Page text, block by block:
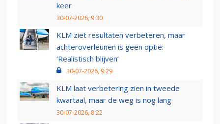
keer
30-07-2026, 9:30
KLM ziet resultaten verbeteren, maar
achteroverleunen is geen optie:
‘Realistisch blijven’
30-07-2026, 9:29
KLM laat verbetering zien in tweede
kwartaal, maar de weg is nog lang
30-07-2026, 8:22